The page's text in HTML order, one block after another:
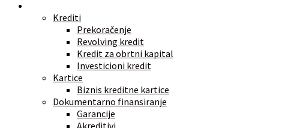
Krediti
Prekoračenje
Revolving kredit
Kredit za obrtni kapital
Investicioni kredit
Kartice
Biznis kreditne kartice
Dokumentarno finansiranje
Garancije
Akreditivi